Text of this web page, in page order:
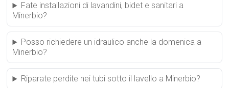
Fate installazioni di lavandini, bidet e sanitari a
Minerbio?
Posso richiedere un idraulico anche la domenica a
Minerbio?
Riparate perdite nei tubi sotto il lavello a Minerbio?